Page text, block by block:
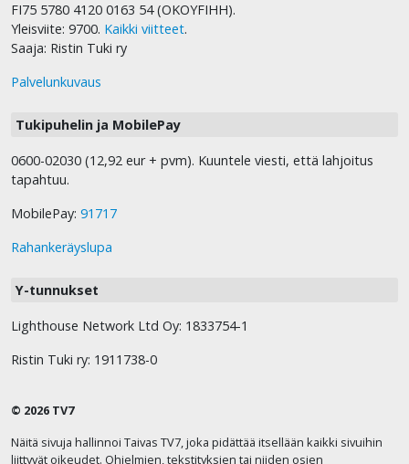
FI75 5780 4120 0163 54 (OKOYFIHH).
Yleisviite: 9700. Kaikki viitteet.
Saaja: Ristin Tuki ry
Palvelunkuvaus
Tukipuhelin ja MobilePay
0600-02030 (12,92 eur + pvm). Kuuntele viesti, että lahjoitus
tapahtuu.
MobilePay: 91717
Rahankeräyslupa
Y-tunnukset
Lighthouse Network Ltd Oy: 1833754-1
Ristin Tuki ry: 1911738-0
© 2026 TV7
Näitä sivuja hallinnoi Taivas TV7, joka pidättää itsellään kaikki sivuihin
liittyvät oikeudet. Ohjelmien, tekstityksien tai niiden osien